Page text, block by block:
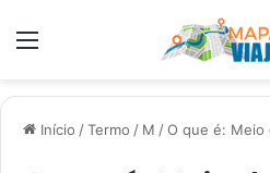
Menu
Início /Termo / M /O que é: Meio